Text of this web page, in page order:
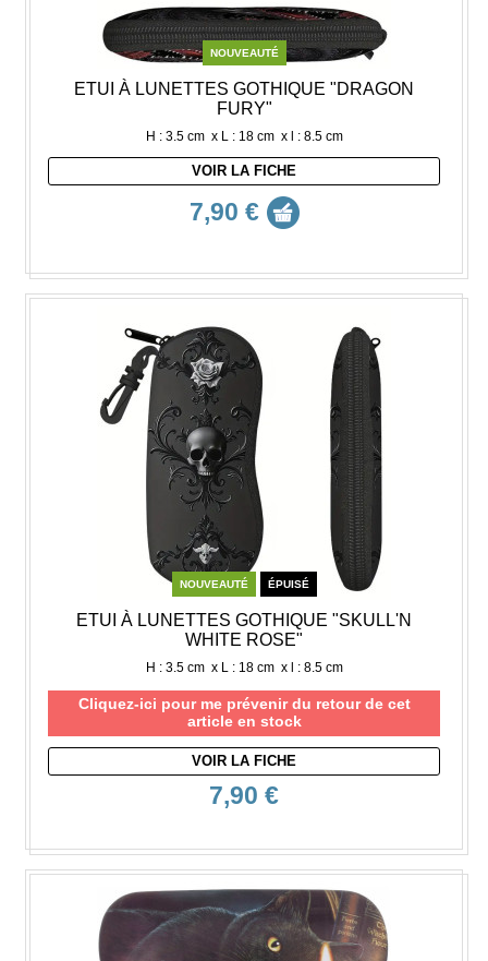
NOUVEAUTÉ
ETUI À LUNETTES GOTHIQUE "DRAGON
FURY"
H : 3.5 cm x L : 18 cm x l : 8.5 cm
VOIR LA FICHE
7,90 €
NOUVEAUTÉ ÉPUISÉ
ETUI À LUNETTES GOTHIQUE "SKULL'N
WHITE ROSE"
H : 3.5 cm x L : 18 cm x l : 8.5 cm
Cliquez-ici pour me prévenir du retour de cet
article en stock
VOIR LA FICHE
7,90 €